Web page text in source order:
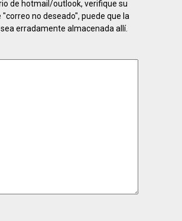
de hotmail/outlook, verifique su
no deseado", puede que la
erradamente almacenada allí.